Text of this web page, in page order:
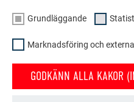
Grundläggande
Marknadsföring och
GODKÄNN ALLA KAKOR